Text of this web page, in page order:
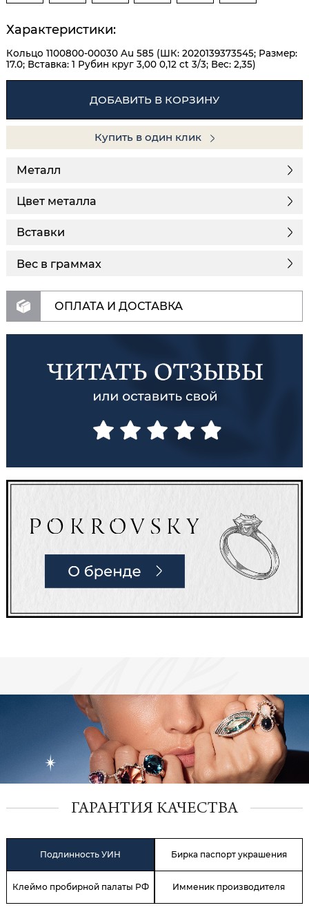
Характеристики:
Кольцо 1100800-00030 Au 585 (ШК: 2020139373545; Размер:
17.0; Вставка: 1 Рубин круг 3,00 0,12 ct 3/3; Вес: 2,35)
ДОБАВИТЬ В КОРЗИНУ
Купить в один клик
Металл
Цвет металла
Вставки
Вес в граммах
ОПЛАТА И ДОСТАВКА
ГАРАНТИЯ КАЧЕСТВА
Подлинность УИН Бирка паспорт украшения
Клеймо пробирной палаты РФ Имменик производителя